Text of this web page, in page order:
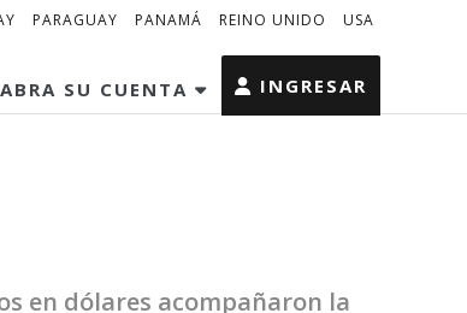
PARAGUAY PANAMÁ REINO UNIDO USA
ABRA SU CUENTA INGRESAR
en dólares acompañaron la